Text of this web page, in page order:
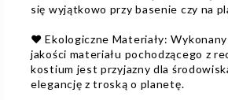
się wyjątkowo przy basenie czy na
❤️ Ekologiczne Materiały:
jakości materiału pochodzącego z
kostium jest przyjazny dla
elegancję z troską o planetę.